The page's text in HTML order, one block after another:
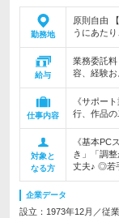
勤務地
原則自由
うにあた
給与
業務委託
容、経験
仕事内容
《サポー
行、作品の
対象と
なる方
《基本PC
き」「調
丈夫♪ ◎若
企業データ
設立：1973年12月／従